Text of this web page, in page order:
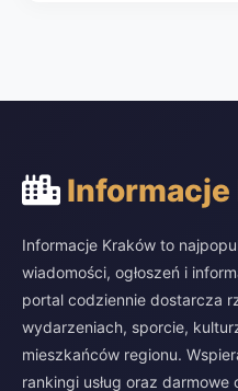
Informacje
Informacje Kraków to
wiadomości, ogłoszeń i
portal codziennie dostarcza
wydarzeniach, sporcie,
mieszkańców regionu.
rankingi usług oraz darmowe